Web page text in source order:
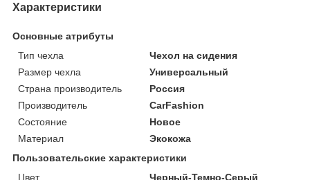
Характеристики
Основные атрибуты
Тип чехла
Чехол на сидения
Размер чехла
Универсальный
Страна производитель
Россия
Производитель
CarFashion
Состояние
Новое
Материал
Экокожа
Пользовательские характеристики
Цвет
Черный-Темно-Серый